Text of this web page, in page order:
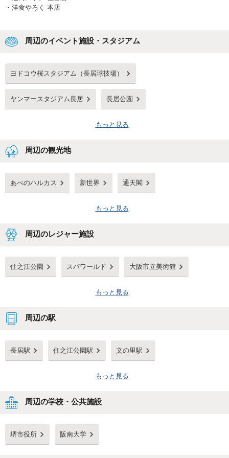
・ 洋食やろく 本店
周辺のイベント施設・スタジアム
ヨドコウ桜スタジアム（長居球技場）
ヤンマースタジアム長居 長居公園
もっと見る
周辺の観光地
あべのハルカス 新世界 通天閣
もっと見る
周辺のレジャー施設
住之江公園 スパワールド 大阪市立美術館
もっと見る
周辺の駅
長居駅 住之江公園駅 文の里駅
もっと見る
周辺の学校・公共施設
堺市役所 阪南大学